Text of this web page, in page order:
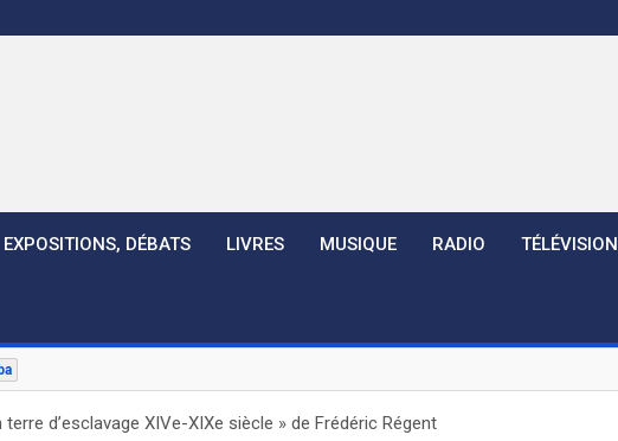
EXPOSITIONS, DÉBATS LIVRES MUSIQUE RADIO TÉLÉVISION
d’esclavage XIVe-XIXe siècle » de Frédéric Régent